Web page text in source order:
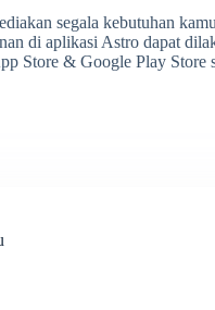
segala kebutuhan
di aplikasi Astro dapat
Store & Google Play Store